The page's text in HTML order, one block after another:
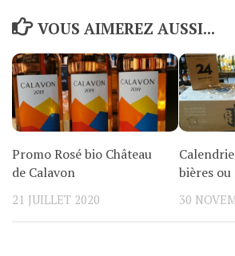
VOUS AIMEREZ AUSSI...
Promo Rosé bio Château
de Calavon
21 JUILLET 2020
bières
30